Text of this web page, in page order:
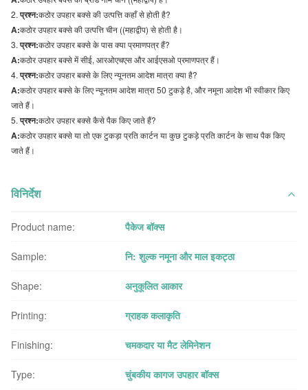
प्रश्न:कठोर उपहार बक्से की उत्पत्ति कहाँ से होती है?
A:कठोर उपहार बक्से की उत्पत्ति चीन ((महाद्वीप) से होती है।
प्रश्न:कठोर उपहार बक्से के पास क्या प्रमाणपत्र हैं?
A:कठोर उपहार बक्से में सीई, आरओएचएस और आईएसओ प्रमाणपत्र हैं।
प्रश्न:कठोर उपहार बक्से के लिए न्यूनतम आदेश मात्रा क्या है?
A:कठोर उपहार बक्से के लिए न्यूनतम आदेश मात्रा 50 टुकड़े है, और नमूना आदेश भी स्वीकार किए
जाते हैं।
प्रश्न:कठोर उपहार बक्से कैसे पैक किए जाते हैं?
A:कठोर उपहार बक्से या तो एक टुकड़ा प्रति कार्टन या कुछ टुकड़े प्रति कार्टन के साथ पैक किए
जाते हैं।
विनिर्देश
Product name: पैकेज बॉक्स
Sample: नि: शुल्क नमूना और माल इकट्ठा
Shape: अनुकूलित आकार
Printing: ग्राहक कलाकृति
Finishing: चमकदार या मैट लेमिनेशन
Type: चुंबकीय कागज उपहार बॉक्स